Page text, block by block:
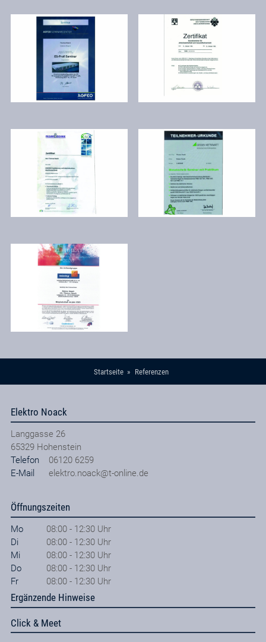
Startseite Referenzen
Elektro Noack
Langgasse 26
65329 Hohenstein
Telefon
06120 6259
E-Mail
elektro.noack@t-online.de
Öffnungszeiten
Mo
08:00 - 12:30 Uhr
Di
08:00 - 12:30 Uhr
Mi
08:00 - 12:30 Uhr
Do
08:00 - 12:30 Uhr
Fr
08:00 - 12:30 Uhr
Ergänzende Hinweise
Click & Meet